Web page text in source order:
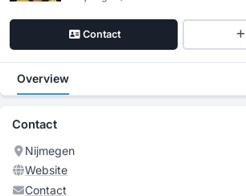
Contact
Overview
Contact
Nijmegen
Website
Contact